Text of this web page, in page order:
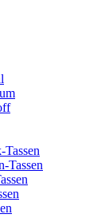
Tassen